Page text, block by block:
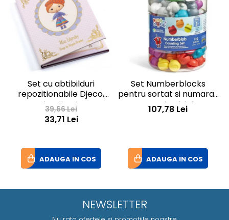
Set cu abtibilduri
repozitionabile Djeco,
Miss Lilyruby
39,66 Lei
33,71 Lei
ADAUGA IN COS
Set Numberblocks
pentru sortat si numarat
- Numberblob
107,78 Lei
ADAUGA IN COS
NEWSLETTER